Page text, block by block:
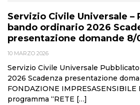
Servizio Civile Universale –
bando ordinario 2026
presentazione domande
10 MARZO 2026
Servizio Civile Universale
2026 Scadenza presentazione
FONDAZIONE
programma “RETE […]